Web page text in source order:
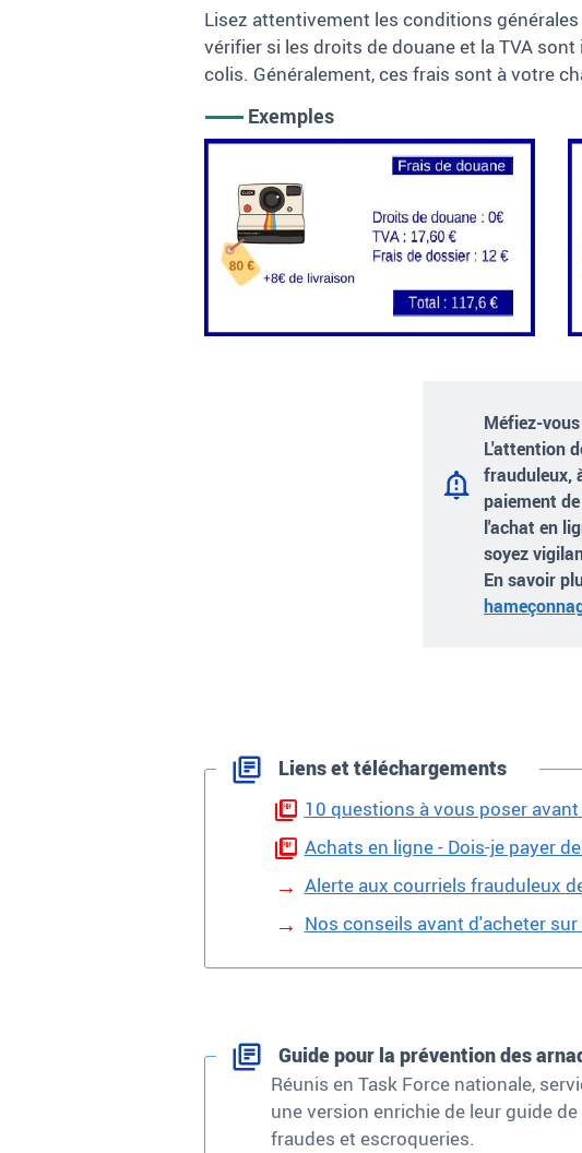
Lisez attentivement les conditions générales
vérifier si les droits de douane et la TVA
colis. Généralement, ces frais sont à votre
Exemples
Méfiez-
L'attention
frauduleux,
paiement
l'achat en
soyez
En savoir
Liens et téléchargements
10 questions à vous poser
Achats en ligne - Dois-je payer
Alerte aux courriels frauduleux
Nos conseils avant d'acheter
Guide pour la prévention des
Réunis en Task Force nationale,
une version enrichie de leur guide
fraudes et escroqueries.